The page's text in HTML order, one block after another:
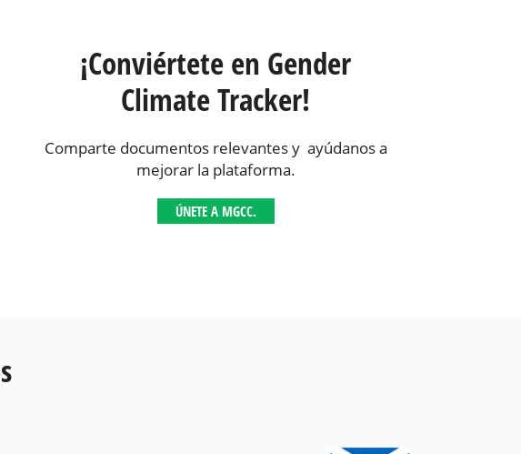
¡Conviértete en Gender
Climate Tracker!
Comparte documentos relevantes y ayúdanos a
mejorar la plataforma.
ÚNETE A MGCC.